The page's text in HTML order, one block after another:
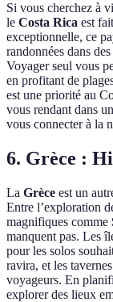
Si vous cherchez à
le Costa Rica est
exceptionnelle, ce
randonnées dans
Voyager seul vous
en profitant de
est une priorité au
vous rendant dans
vous connecter à la
6. Grèce :
La Grèce est un
Entre l’exploration
magnifiques comme
manquent pas. Les
pour les solos
ravira, et les
voyageurs. En
explorer des lieux